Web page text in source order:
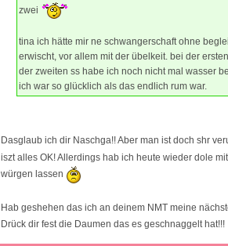
zwei
tina ich hätte mir ne schwangerschaft ohne
erwischt, vor allem mit der übelkeit. bei der
der zweiten ss habe ich noch nicht mal wasser
ich war so glücklich als das endlich rum war.
Dasglaub ich dir Naschga!! Aber man ist doch shr
iszt alles OK! Allerdings hab ich heute wieder dole
würgen lassen
Hab geshehen das ich an deinem NMT meine
Drück dir fest die Daumen das es geschnaggelt hat!!!